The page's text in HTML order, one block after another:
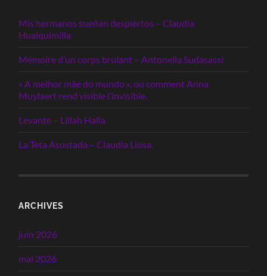
Mis hermanos sueñan despiertos – Claudia
Huaiquimilla
Mémoire d’un corps brulant – Antonella Sudasassi
« A melhor mãe do mundo », ou comment Anna
Muylaert rend visible l’invisible.
Levante – Lillah Halla
La Teta Asustada – Claudia Llosa.
ARCHIVES
juin 2026
mai 2026